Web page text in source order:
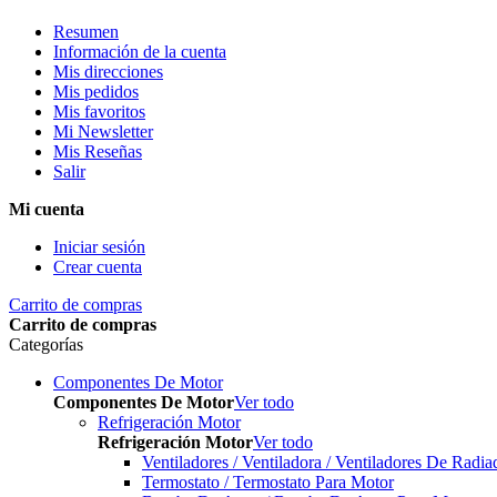
Resumen
Información de la cuenta
Mis direcciones
Mis pedidos
Mis favoritos
Mi Newsletter
Mis Reseñas
Salir
Mi cuenta
Iniciar sesión
Crear cuenta
Carrito de compras
Carrito de compras
Categorías
Componentes De Motor
Componentes De MotorVer todo
Refrigeración Motor
Refrigeración MotorVer todo
Ventiladores / Ventiladora / Ventiladores De
Termostato / Termostato Para Motor